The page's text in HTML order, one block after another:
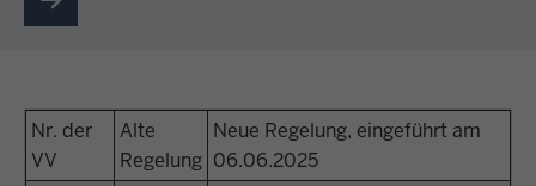
Nr. der
VV
Alte
Regelung
Neue Regelung, eingeführt am
06.06.2025